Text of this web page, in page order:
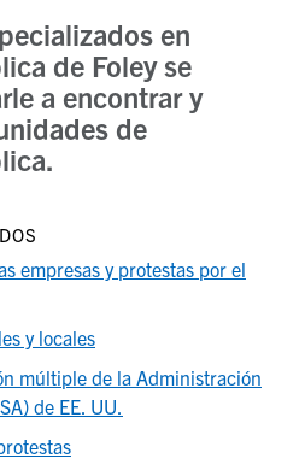
en
de Foley se
a encontrar y
de
empresas y protestas por el
y locales
múltiple de la Administración
de EE. UU.